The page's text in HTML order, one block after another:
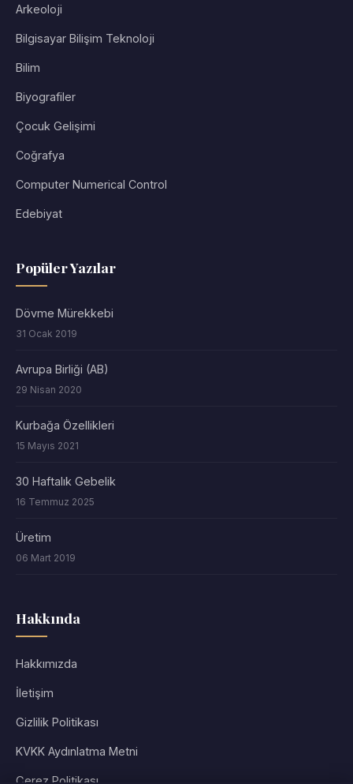
Arkeoloji
Bilgisayar Bilişim Teknoloji
Bilim
Biyografiler
Çocuk Gelişimi
Coğrafya
Computer Numerical Control
Edebiyat
Popüler Yazılar
Dövme Mürekkebi
31 Ocak 2019
Avrupa Birliği (AB)
29 Nisan 2020
Kurbağa Özellikleri
15 Mayıs 2021
30 Haftalık Gebelik
16 Temmuz 2025
Üretim
06 Mart 2019
Hakkında
Hakkımızda
İletişim
Gizlilik Politikası
KVKK Aydınlatma Metni
Çerez Politikası